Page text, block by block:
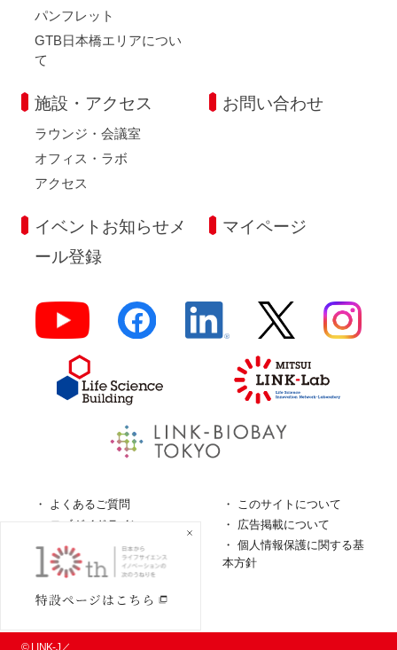
パンフレット
GTB日本橋エリアについ
て
施設・アクセス
ラウンジ・会議室
オフィス・ラボ
アクセス
お問い合わせ
イベントお知らせメ
ール登録
マイページ
よくあるご質問
このサイトについて
ロゴガイドライン
広告掲載について
特定商取引法に基づく表
個人情報保護に関する基
本方針
© LINK-J／